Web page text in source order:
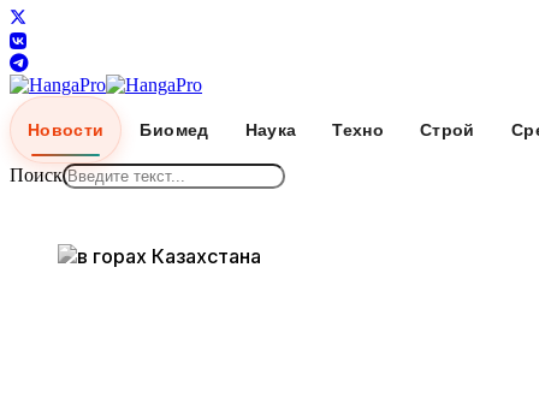
Новости Биомед Наука Техно Строй
Поиск